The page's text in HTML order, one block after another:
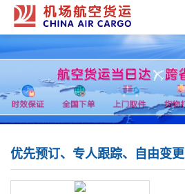
优先预订、专人跟踪、自由变更